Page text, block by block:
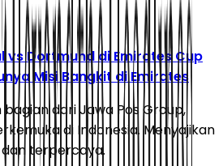
vs Dortmund di Emirates Cup
Misi Bangkit di Emirates
dari Jawa Pos Group,
di Indonesia. Menyajikan
terpercaya.